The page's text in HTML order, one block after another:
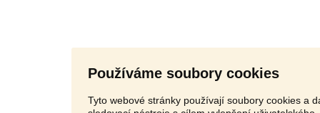
Používáme soubory cookies
Tyto webové stránky používají soubory cookies a